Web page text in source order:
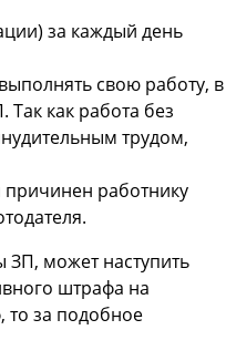
за каждый день
свою работу, в
как работа без
трудом,
работнику
ЗП, может наступить
штрафа на
то за подобное